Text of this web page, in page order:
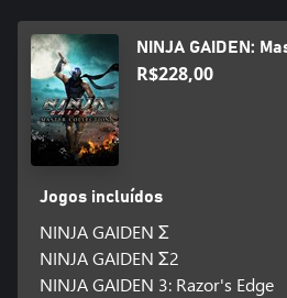
Xbox Series X e Xbox Series S.
A Xbox One S não suporta a resolução
※Desinstala e reinstala o NINJA
para que os gráficos sejam exibidos
Nota: Se usas o Windows® 11, os
serão iguais aos requisitos do
Nota: Para detalhes relacionados com a
NINJA GAIDEN:
R$228,00
Jogos incluídos
NINJA GAIDEN Σ
NINJA GAIDEN Σ2
NINJA GAIDEN 3: Razor's Edge